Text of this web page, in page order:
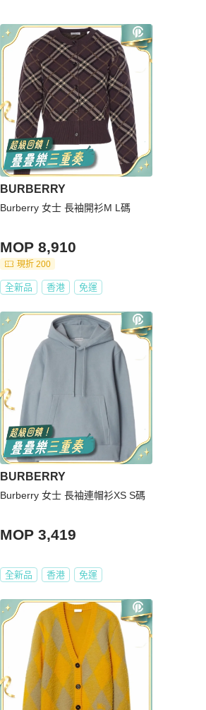
BURBERRY
Burberry 女士 長袖開衫M L碼
MOP 8,910
現折 200
全新品 香港 免運
BURBERRY
Burberry 女士 長袖連帽衫XS S碼
MOP 3,419
全新品 香港 免運